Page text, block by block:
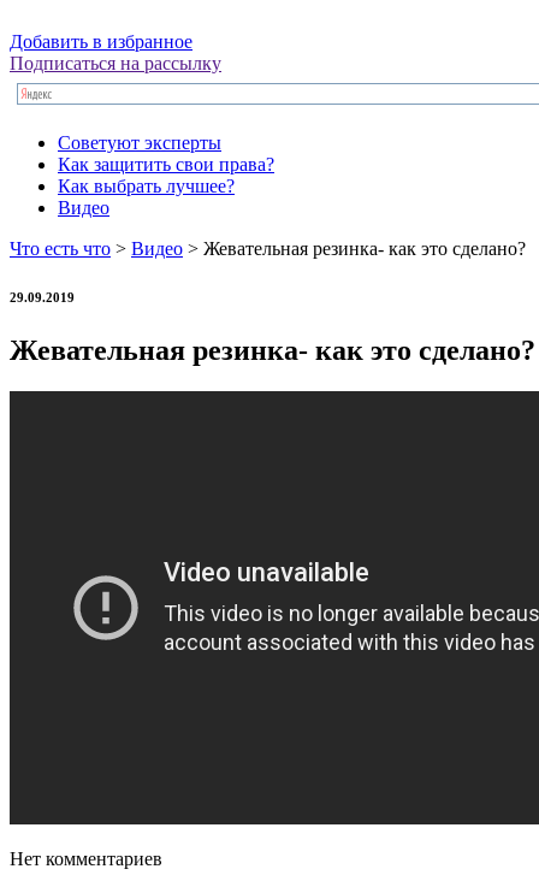
Добавить в избранное
Подписаться на рассылку
Советуют эксперты
Как защитить свои права?
Как выбрать лучшее?
Видео
Что есть что > Видео > Жевательная резинка- как это сделано?
29.09.2019
Жевательная резинка- как это сделано?
Нет комментариев